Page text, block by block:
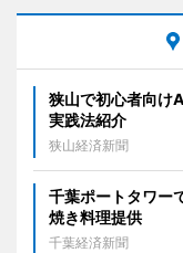
狭山で初心者向け
実践法紹介
狭山経済新聞
千葉ポートタワー
焼き料理提供
千葉経済新聞